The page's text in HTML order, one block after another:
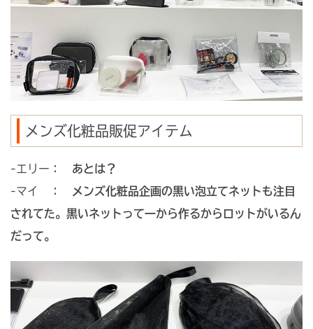
メンズ化粧品販促アイテム
-エリー： あとは？
-マイ ：
メンズ化粧品企画の黒い泡立てネットも注目
されてた。黒いネットって一から作るからロットがいるん
だって。